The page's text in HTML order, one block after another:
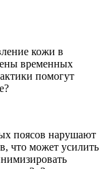
кожи в
временных
помогут
поясов нарушают
что может усилить